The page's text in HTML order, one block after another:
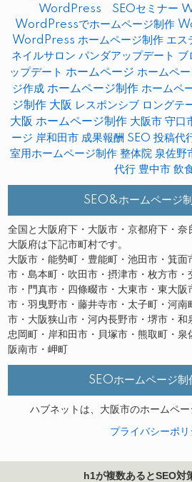
WordPress SEOセミナー
WordPressでホームページ制作
WordPress ホームページ制作 エス
ネイルサロン パンダアップデート ブ
ップデート ホームページ ホームペ
ジ作成 ホームページ制作 ホームペ
ジ制作 大阪 レスポンシブ ロングテ
大阪 ホームページ制作 大阪市 守口
ージ 岸和田市 成果報酬 SEO 投稿代
室用ホームページ制作 整体院 泉佐野
代行 豊中市 飲
SEO&ホームページ
全国と大阪府下・大阪市・京都府下・奈
大阪府は下記市町村です。
大阪市・能勢町・豊能町・池田市・箕
市・島本町・吹田市・摂津市・枚方市・
市・門真市・四條畷市・大東市・東大
市・羽曳野市・藤井寺市・太子町・河
市・大阪狭山市・河内長野市・堺市・和
忠岡町・岸和田市・貝塚市・熊取町・泉
阪南市・岬町
SEOホームページ制
ハブネットは、大阪市のホームペー
プライバシーポリ
h1が複数あるとSEO対